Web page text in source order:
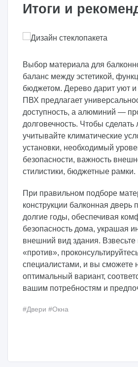
Итоги и
Выбор материала для
баланс между эстетикой,
бюджетом. Дерево дарит уют и
ПВХ предлагает
доступность, а алюминий —
долговечность. Чтобы
учитывайте климатические
установки, необходимый
безопасности, важность
стилистики, бюджетные рамки.
При правильном подборе
конструкции балконная дверь
долгие годы, обеспечивая
безопасность дома, украшая
внешний вид здания. Взвесьте
«против»,
специалистами, и вы сможете
оптимальный вариант,
вашим потребностям и
#Двери #Окна